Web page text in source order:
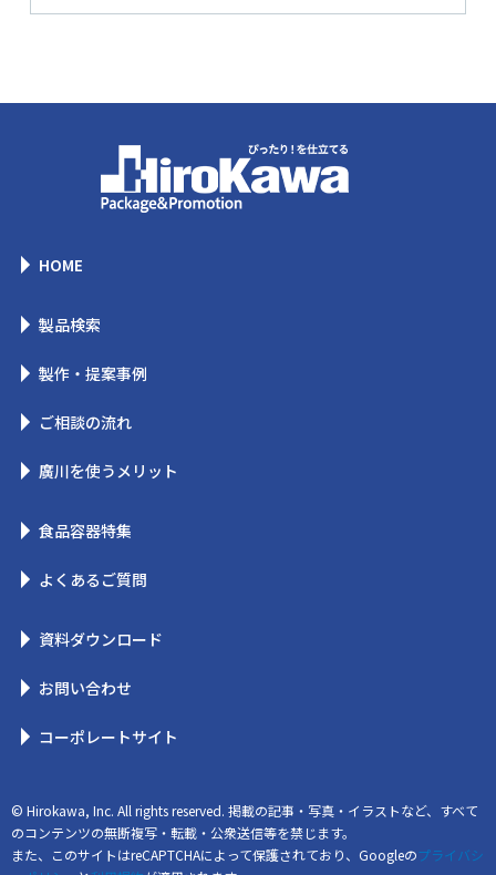
HOME
製品検索
製作・提案事例
ご相談の流れ
廣川を使うメリット
食品容器特集
よくあるご質問
資料ダウンロード
お問い合わせ
コーポレートサイト
© Hirokawa, Inc. All rights reserved. 掲載の記事・写真・イラストなど、すべて
のコンテンツの無断複写・転載・公衆送信等を禁じます。
また、このサイトはreCAPTCHAによって保護されており、Googleのプライバシ